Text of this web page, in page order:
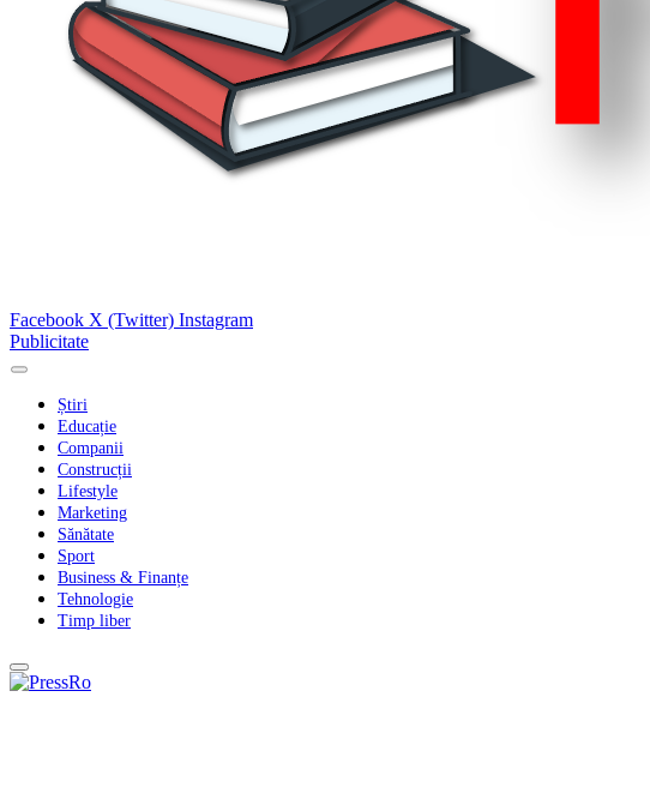
Facebook X (Twitter) Instagram
Publicitate
Știri
Educație
Companii
Construcții
Lifestyle
Marketing
Sănătate
Sport
Business & Finanțe
Tehnologie
Timp liber